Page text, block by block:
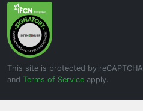
This site is protected by
and Terms of Service apply.